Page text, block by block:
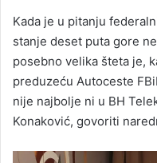
Kada je u pitanju
stanje deset puta gore
posebno velika šteta je,
preduzeću Autoceste
nije najbolje ni u BH
Konaković, govoriti